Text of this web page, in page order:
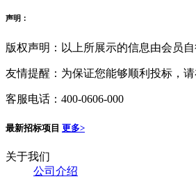
声明：
版权声明：以上所展示的信息由会员
友情提醒：为保证您能够顺利投标，
客服电话：400-0606-000
最新招标项目 更多>
关于我们
公司介绍